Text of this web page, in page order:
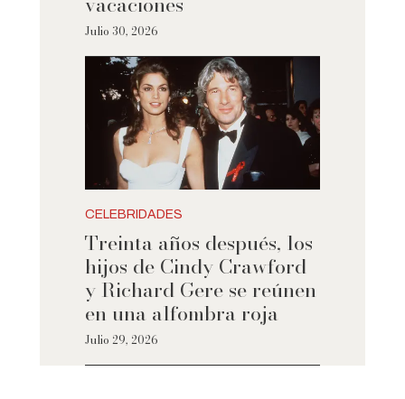
Julio 30, 2026
CELEBRIDADES
Treinta años después, los
hijos de Cindy Crawford
y Richard Gere se reúnen
en una alfombra roja
Julio 29, 2026